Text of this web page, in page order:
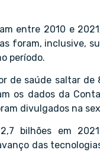
entre 2010 e
foram, inclusive,
período.
de saúde saltar de
os dados da
divulgados na
bilhões em
das